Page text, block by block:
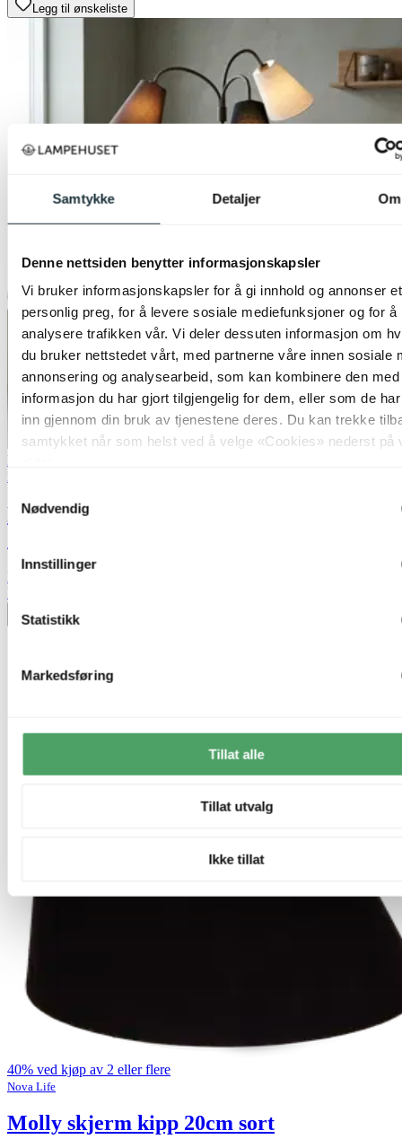
Samtykke Detaljer Om
Denne nettsiden benytter informasjonskapsler
Vi bruker informasjonskapsler for å gi innhold og annonser et
personlig preg, for å levere sosiale mediefunksjoner og for å
analysere trafikken vår. Vi deler dessuten informasjon om
du bruker nettstedet vårt, med partnerne våre innen sosiale
annonsering og analysearbeid, som kan kombinere den med
informasjon du har gjort tilgjengelig for dem, eller som de
inn gjennom din bruk av tjenestene deres. Du kan trekke
samtykket når som helst ved å velge «Cookies» nederst på
Nødvendig
Innstillinger
Statistikk
Markedsføring
Tillat alle
Tillat utvalg
Ikke tillat
Legg til ønskeliste
Bestselger
Nova Life
Felicia Trio gulvlampe uten skjermer 3lys
kr 719,-
kr 2 399,-
Legg til ønskeliste
40% ved kjøp av 2 eller flere
Nova Life
Molly skjerm kipp 20cm sort